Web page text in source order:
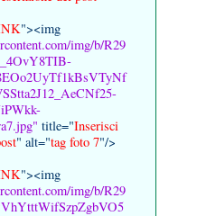
"><img
img/b/R29
title="Inserisci
" alt="tag foto 7"/>
"><img
img/b/R29